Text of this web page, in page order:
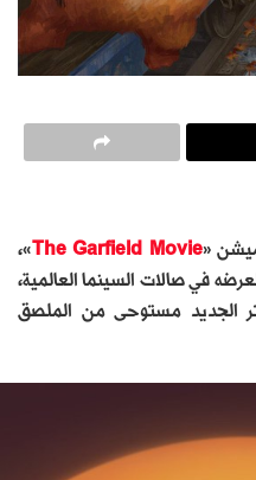
«
The Garfield Movie»،
في صالات السينما العالمية،
الجديد مستوحى من الملصق